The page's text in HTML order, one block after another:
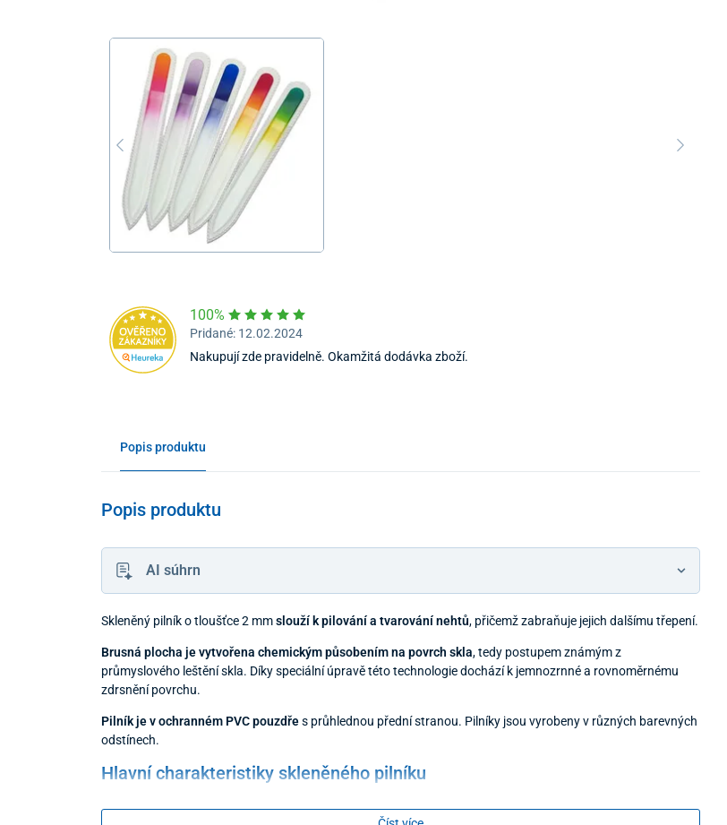
100%
Pridané: 12.02.2024
Nakupují zde pravidelně. Okamžitá dodávka zboží.
Popis produktu
Popis produktu
AI súhrn
Skleněný pilník o tloušťce 2 mmslouží k pilování a tvarování nehtů, přičemž zabraňuje jejich dalšímu třepení.
Brusná plocha je vytvořena chemickým působením na povrch skla, tedy postupem známým z
průmyslového leštění skla. Díky speciální úpravě této technologie dochází k jemnozrnné a rovnoměrnému
zdrsnění povrchu.
Pilník je v ochranném PVC pouzdřes průhlednou přední stranou. Pilníky jsou vyrobeny v různých barevných
odstínech.
Hlavní charakteristiky skleněného pilníku
životnost,